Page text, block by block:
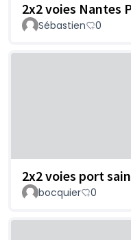
2x2 voies Nantes
Sébastien 0
2x2 voies port
bocquier 0